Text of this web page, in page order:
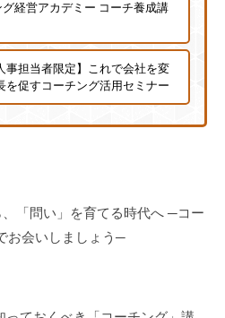
グ経営アカデミー コーチ養成講
事担当者限定】これで会社を変
を促すコーチング活用セミナー
、「問い」を育てる時代へ ─コー
お会いしましょう─